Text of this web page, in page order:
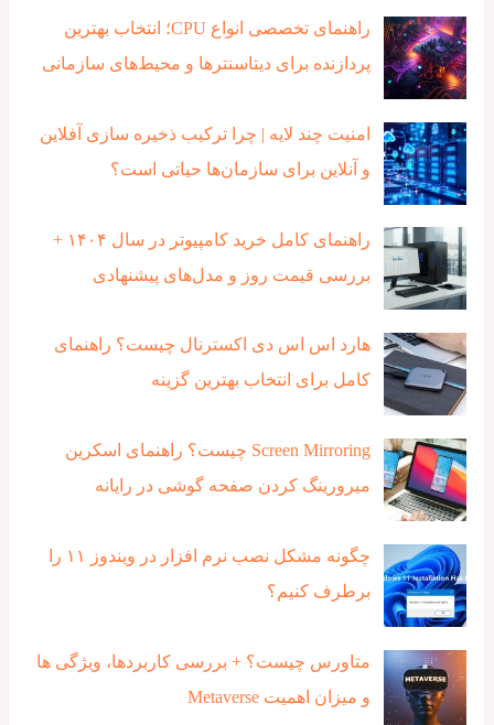
راهنمای تخصصی انواع CPU؛ انتخاب بهترین
پردازنده برای دیتاسنترها و محیط‌های سازمانی
امنیت چند لایه | چرا ترکیب ذخیره‌ سازی آفلاین
و آنلاین برای سازمان‌ها حیاتی است؟
راهنمای کامل خرید کامپیوتر در سال ۱۴۰۴ +
بررسی قیمت روز و مدل‌های پیشنهادی
هارد اس اس دی اکسترنال چیست؟ راهنمای
کامل برای انتخاب بهترین گزینه
Screen Mirroring چیست؟ راهنمای اسکرین
میرورینگ کردن صفحه گوشی در رایانه
چگونه مشکل نصب نرم افزار در ویندوز ۱۱ را
برطرف کنیم؟
متاورس چیست؟ + بررسی کاربردها، ویژگی ها
و میزان اهمیت Metaverse